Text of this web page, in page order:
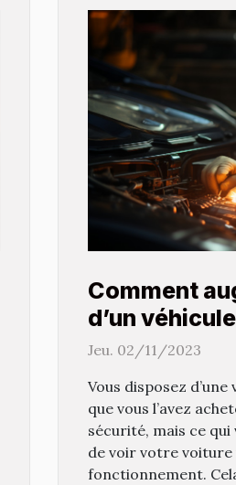
Comment
d’un
Jeu. 02/11/2023
Vous disposez
que vous l’avez
sécurité, mais ce qui
de voir votre voiture
fonctionnement.